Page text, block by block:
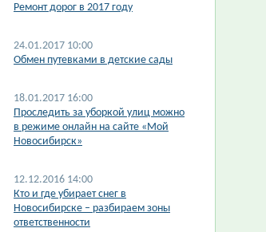
Ремонт дорог в 2017 году
24.01.2017 10:00
Обмен путевками в детские сады
18.01.2017 16:00
Проследить за уборкой улиц можно
в режиме онлайн на сайте «Мой
Новосибирск»
12.12.2016 14:00
Кто и где убирает снег в
Новосибирске – разбираем зоны
ответственности